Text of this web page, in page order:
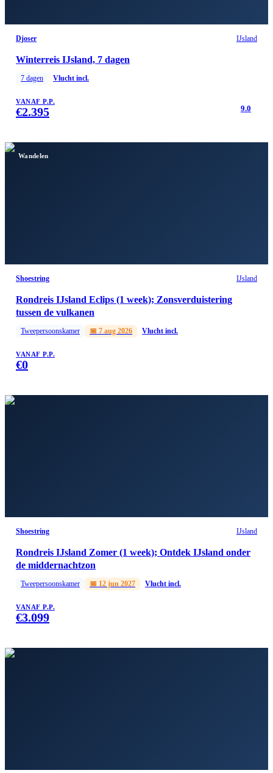
Djoser IJsland
Winterreis IJsland, 7 dagen
7 dagen Vlucht incl.
VANAF P.P.
€2.395 9.0
Wandelen
Shoestring IJsland
Rondreis IJsland Eclips (1 week); Zonsverduistering
tussen de vulkanen
Tweepersoonskamer 📅 7 aug 2026 Vlucht incl.
VANAF P.P.
€0
Shoestring IJsland
Rondreis IJsland Zomer (1 week); Ontdek IJsland onder
de middernachtzon
Tweepersoonskamer 📅 12 jun 2027 Vlucht incl.
VANAF P.P.
€3.099